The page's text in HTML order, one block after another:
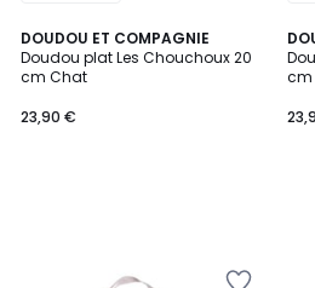
DOUDOU ET COMPAGNIE
Doudou plat Les Chouchoux 20
cm Chat
23,90 €
cm